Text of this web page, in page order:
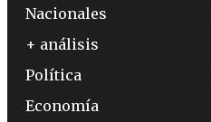
Nacionales
+ análisis
Política
Economía